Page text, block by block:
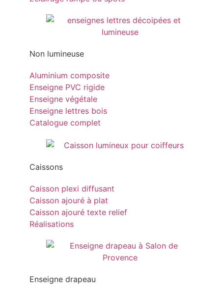
Non lumineuse
Aluminium composite
Enseigne PVC rigide
Enseigne végétale
Enseigne lettres bois
Catalogue complet
Caissons
Caisson plexi diffusant
Caisson ajouré à plat
Caisson ajouré texte relief
Réalisations
Enseigne drapeau